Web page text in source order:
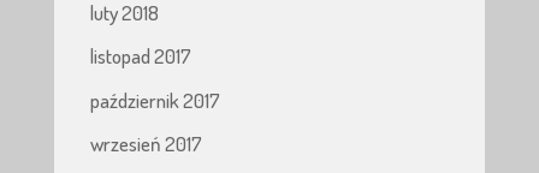
luty 2018
listopad 2017
październik 2017
wrzesień 2017